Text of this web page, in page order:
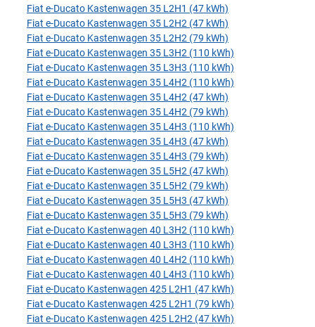
Fiat e-Ducato Kastenwagen 35 L2H1 (47 kWh)
Fiat e-Ducato Kastenwagen 35 L2H2 (47 kWh)
Fiat e-Ducato Kastenwagen 35 L2H2 (79 kWh)
Fiat e-Ducato Kastenwagen 35 L3H2 (110 kWh)
Fiat e-Ducato Kastenwagen 35 L3H3 (110 kWh)
Fiat e-Ducato Kastenwagen 35 L4H2 (110 kWh)
Fiat e-Ducato Kastenwagen 35 L4H2 (47 kWh)
Fiat e-Ducato Kastenwagen 35 L4H2 (79 kWh)
Fiat e-Ducato Kastenwagen 35 L4H3 (110 kWh)
Fiat e-Ducato Kastenwagen 35 L4H3 (47 kWh)
Fiat e-Ducato Kastenwagen 35 L4H3 (79 kWh)
Fiat e-Ducato Kastenwagen 35 L5H2 (47 kWh)
Fiat e-Ducato Kastenwagen 35 L5H2 (79 kWh)
Fiat e-Ducato Kastenwagen 35 L5H3 (47 kWh)
Fiat e-Ducato Kastenwagen 35 L5H3 (79 kWh)
Fiat e-Ducato Kastenwagen 40 L3H2 (110 kWh)
Fiat e-Ducato Kastenwagen 40 L3H3 (110 kWh)
Fiat e-Ducato Kastenwagen 40 L4H2 (110 kWh)
Fiat e-Ducato Kastenwagen 40 L4H3 (110 kWh)
Fiat e-Ducato Kastenwagen 425 L2H1 (47 kWh)
Fiat e-Ducato Kastenwagen 425 L2H1 (79 kWh)
Fiat e-Ducato Kastenwagen 425 L2H2 (47 kWh)